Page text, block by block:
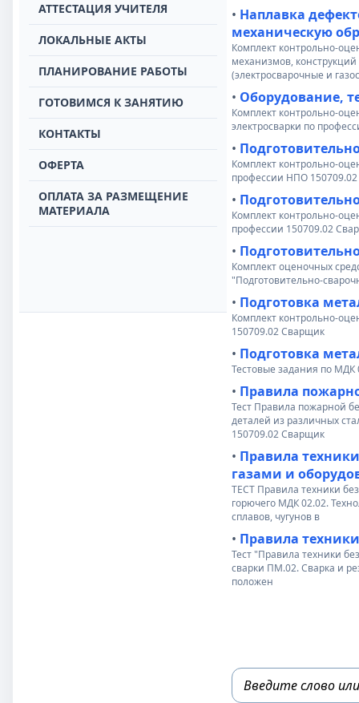
АТТЕСТАЦИЯ УЧИТЕЛЯ
ЛОКАЛЬНЫЕ АКТЫ
ПЛАНИРОВАНИЕ РАБОТЫ
ГОТОВИМСЯ К ЗАНЯТИЮ
КОНТАКТЫ
ОФЕРТА
ОПЛАТА ЗА РАЗМЕЩЕНИЕ
МАТЕРИАЛА
• Наплавка
механическую
Комплект контрольно-
механизмов,
(электросварочные и
• Оборудование,
Комплект контрольно-
электросварки по
•
Комплект контрольно-
профессии НПО
•
Комплект контрольно-
профессии 150709.02
•
Комплект оценочных
"Подготовительно-
• Подготовка
Комплект контрольно-
150709.02 Сварщик
• Подготовка
Тестовые задания по МДК
• Правила
Тест Правила пожарной
деталей из различных
150709.02 Сварщик
• Правила
газами и
ТЕСТ Правила техники
горючего МДК 02.02.
сплавов, чугунов в
• Правила
Тест "Правила техники
сварки ПМ.02. Сварка и
положен